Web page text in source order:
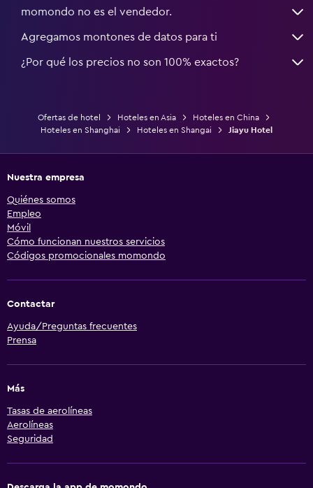
momondo no es el vendedor.
Agregamos montones de datos para ti
¿Por qué los precios no son 100% exactos?
Ofertas de hotel Hoteles en Asia
Hoteles en China
Hoteles en Shanghai
Hoteles en Shangai Jiayu Hotel
Nuestra empresa
Quiénes somos
Empleo
Móvil
Cómo funcionan nuestros servicios
Códigos promocionales momondo
Contactar
Ayuda/Preguntas frecuentes
Prensa
Más
Tasas de aerolíneas
Aerolíneas
Seguridad